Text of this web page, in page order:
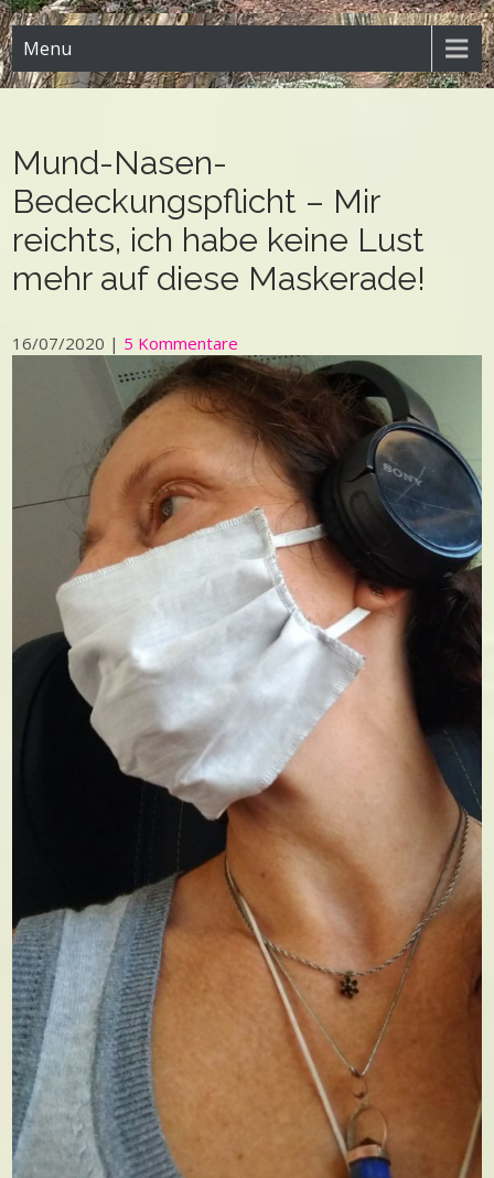
Menu
Mund-Nasen-
Bedeckungspflicht – Mir
reichts, ich habe keine Lust
mehr auf diese Maskerade!
16/07/2020 | 5 Kommentare